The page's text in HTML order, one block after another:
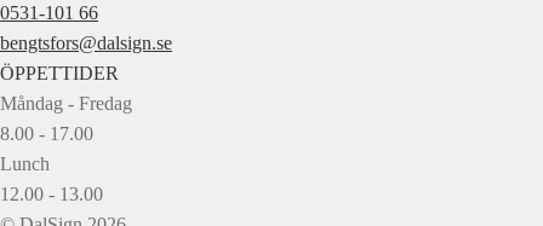
0531-101 66
bengtsfors@dalsign.se
ÖPPETTIDER
Måndag - Fredag
8.00 - 17.00
Lunch
12.00 - 13.00